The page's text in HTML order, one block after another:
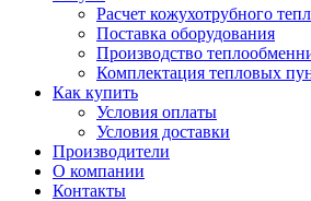
Расчет кожухотрубного
Поставка оборудования
Производство
Комплектация тепловых
Как купить
Условия оплаты
Условия доставки
Производители
О компании
Контакты